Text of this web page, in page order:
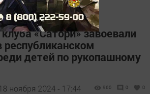
«Сатори» завоевали
детей по рукопашному
ноября 2024 - 17:44 960 0 0